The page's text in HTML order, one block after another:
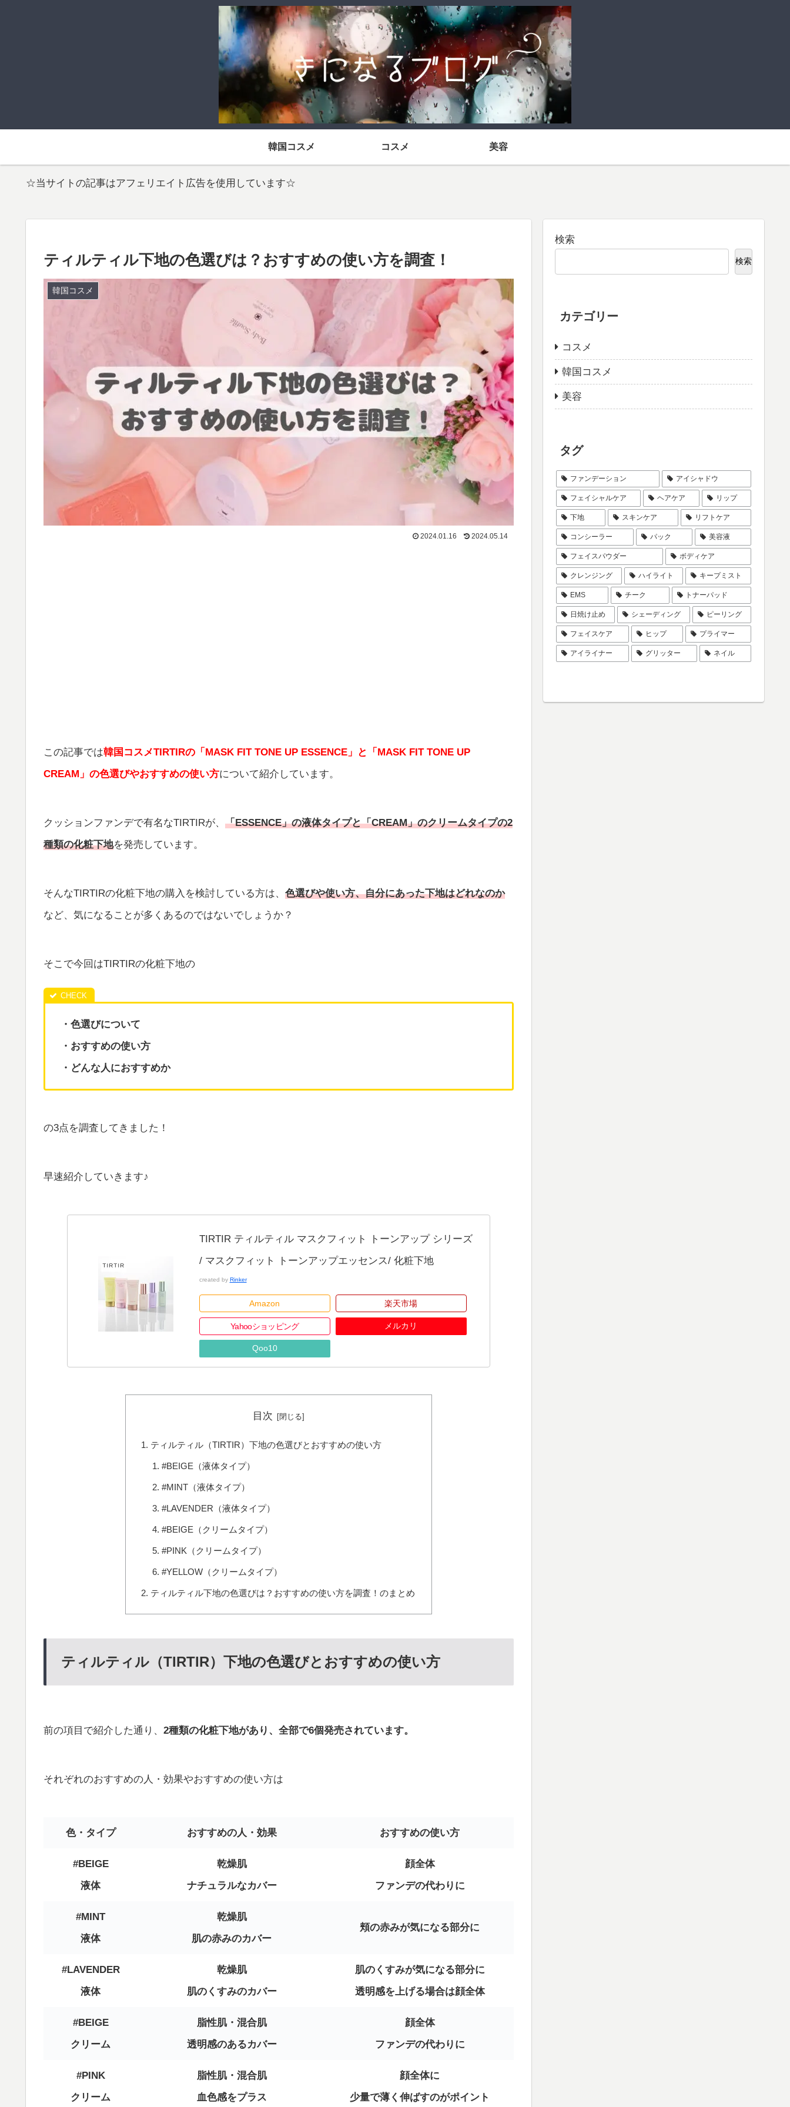
韓国コスメ コスメ 美容
☆当サイトの記事はアフェリエイト広告を使用しています☆
ティルティル下地の色選びは？おすすめの使い方を調査！
韓国コスメ
2024.01.16 2024.05.14
この記事では韓国コスメTIRTIRの「MASK FIT TONE UP ESSENCE」と「MASK FIT TONE UP
CREAM」の色選びやおすすめの使い方について紹介しています。
クッションファンデで有名なTIRTIRが、 「ESSENCE」の液体タイプと「CREAM」のクリームタイプの2
種類の化粧下地を発売しています。
そんなTIRTIRの化粧下地の購入を検討している方は、 色選びや使い方、自分にあった下地はどれなのか
など、気になることが多くあるのではないでしょうか？
そこで今回はTIRTIRの化粧下地の
・色選びについて
・おすすめの使い方
・どんな人におすすめか
の3点を調査してきました！
早速紹介していきます♪
TIRTIR ティルティル マスクフィット トーンアップ シリーズ
/ マスクフィット トーンアップエッセンス/ 化粧下地
created by Rinker
Amazon 楽天市場
Yahooショッピング メルカリ
Qoo10
目次
ティルティル（TIRTIR）下地の色選びとおすすめの使い方
#BEIGE（液体タイプ）
#MINT（液体タイプ）
#LAVENDER（液体タイプ）
#BEIGE（クリームタイプ）
#PINK（クリームタイプ）
#YELLOW（クリームタイプ）
ティルティル下地の色選びは？おすすめの使い方を調査！のまとめ
ティルティル（TIRTIR）下地の色選びとおすすめの使い方
前の項目で紹介した通り、 2種類の化粧下地があり、全部で6個発売されています。
それぞれのおすすめの人・効果やおすすめの使い方は
色・タイプ おすすめの人・効果 おすすめの使い方
#BEIGE
液体
乾燥肌
ナチュラルなカバー
顔全体
ファンデの代わりに
#MINT
液体
乾燥肌
肌の赤みのカバー
頬の赤みが気になる部分に
#LAVENDER
液体
乾燥肌
肌のくすみのカバー
肌のくすみが気になる部分に
透明感を上げる場合は顔全体
#BEIGE
クリーム
脂性肌・混合肌
透明感のあるカバー
顔全体
ファンデの代わりに
#PINK
クリーム
脂性肌・混合肌
血色感をプラス
顔全体に
少量で薄く伸ばすのがポイント
検索
検索
カテゴリー
コスメ
韓国コスメ
美容
タグ
ファンデーション アイシャドウ
フェイシャルケア ヘアケア リップ
下地 スキンケア リフトケア
コンシーラー パック 美容液
フェイスパウダー ボディケア
クレンジング ハイライト キープミスト
EMS チーク トナーパッド
日焼け止め シェーディング ピーリング
フェイスケア ヒップ プライマー
アイライナー グリッター ネイル